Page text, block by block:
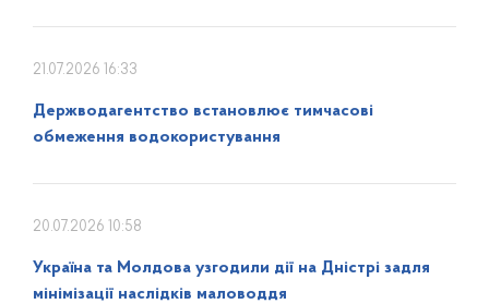
21.07.2026 16:33
Держводагентство встановлює тимчасові
обмеження водокористування
20.07.2026 10:58
Україна та Молдова узгодили дії на Дністрі задля
мінімізації наслідків маловоддя